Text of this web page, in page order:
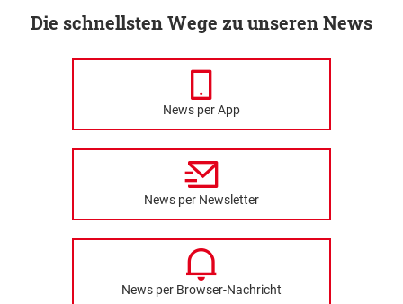
Die schnellsten Wege zu unseren News
News per App
News per Newsletter
News per Browser-Nachricht